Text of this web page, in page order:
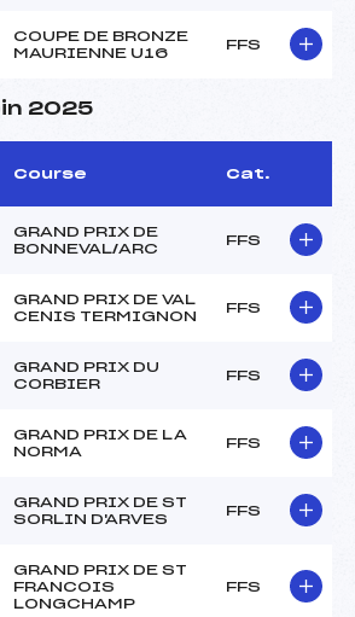
COUPE DE BRONZE
MAURIENNE U16
FFS
2025
Course Cat.
GRAND PRIX DE
BONNEVAL/ARC
FFS
GRAND PRIX DE VAL
CENIS TERMIGNON
FFS
GRAND PRIX DU
CORBIER
FFS
GRAND PRIX DE LA
NORMA
FFS
GRAND PRIX DE ST
SORLIN D'ARVES
FFS
GRAND PRIX DE ST
FRANCOIS
LONGCHAMP
FFS